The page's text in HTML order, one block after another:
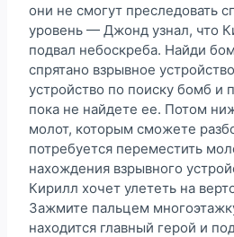
они не смогут преследовать
уровень — Джонд узнал, что
подвал небоскреба. Найди
спрятано взрывное
устройство по поиску бомб и
пока не найдете ее. Потом
молот, которым сможете
потребуется переместить
нахождения взрывного
Кирилл хочет улететь на
Зажмите пальцем
находится главный герой и